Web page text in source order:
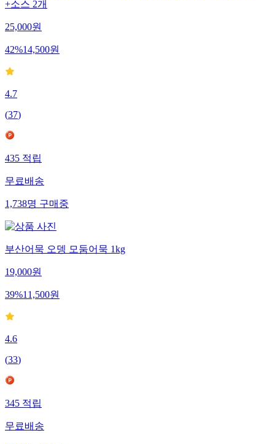
+소스 2개
25,000원
42%14,500원
4.7
(37)
435적립
무료배송
1,738명구매중
부산어묵 오뎅 모둠어묵 1kg
19,000원
39%11,500원
4.6
(33)
345적립
무료배송